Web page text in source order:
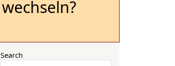
wechseln?
Search